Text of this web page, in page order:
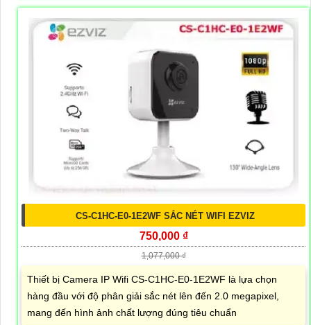
CS-C1HC-E0-1E2WF SẮC NÉT WIFI EZVIZ
750,000 ₫
1,077,000 ₫
Thiết bị Camera IP Wifi CS-C1HC-E0-1E2WF là lựa chọn
hàng đầu với độ phân giải sắc nét lên đến 2.0 megapixel,
mang đến hình ảnh chất lượng đúng tiêu chuẩn